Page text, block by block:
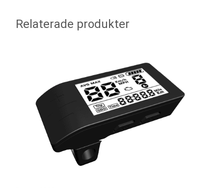
Relaterade produkter